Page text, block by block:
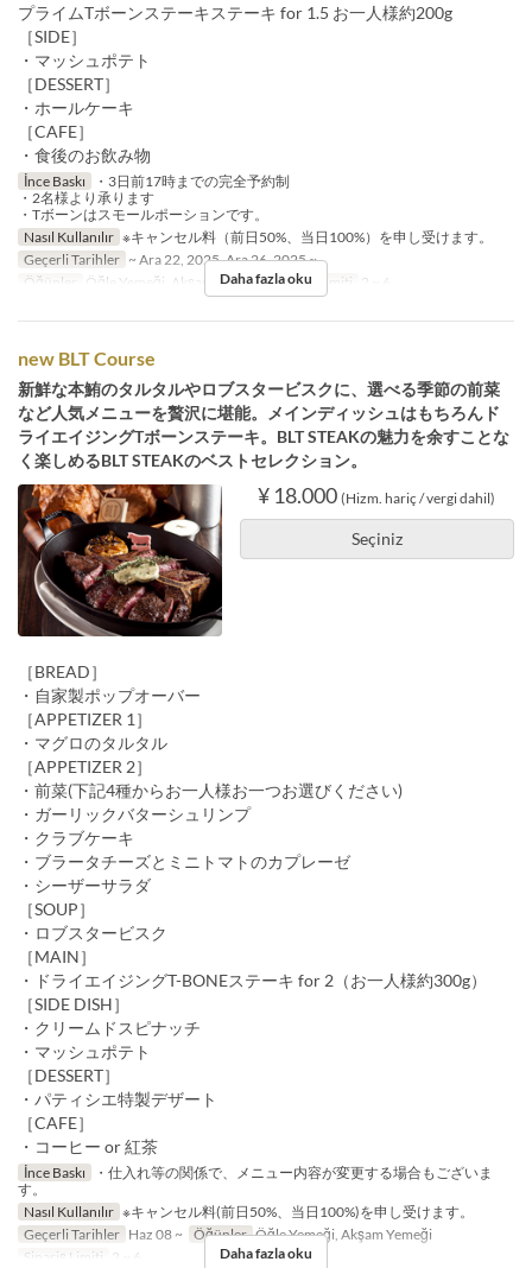
プライムTボーンステーキステーキ for 1.5 お一人様約200g
［SIDE］
・マッシュポテト
［DESSERT］
・ホールケーキ
［CAFE］
・食後のお飲み物
İnce Baskı
・3日前17時までの完全予約制
・2名様より承ります
・Tボーンはスモールポーションです。
Nasıl Kullanılır ※キャンセル料（前日50%、当日100%）を申し受けます。
Geçerli Tarihler ~ Ara 22, 2025, Ara 26, 2025 ~
Öğünler
Öğle Yemeği, Akşam Yemeği Sipariş Limiti 2 ~ 6
Daha fazla oku
new BLT Course
新鮮な本鮪のタルタルやロブスタービスクに、選べる季節の前菜
など人気メニューを贅沢に堪能。メインディッシュはもちろんド
ライエイジングTボーンステーキ。BLT STEAKの魅力を余すことな
く楽しめるBLT STEAKのベストセレクション。
¥ 18.000 (Hizm. hariç / vergi dahil)
Seçiniz
［BREAD］
・自家製ポップオーバー
［APPETIZER 1］
・マグロのタルタル
［APPETIZER 2］
・前菜(下記4種からお一人様お一つお選びください)
・ガーリックバターシュリンプ
・クラブケーキ
・ブラータチーズとミニトマトのカプレーゼ
・シーザーサラダ
［SOUP］
・ロブスタービスク
［MAIN］
・ドライエイジングT-BONEステーキ for 2（お一人様約300g）
［SIDE DISH］
・クリームドスピナッチ
・マッシュポテト
［DESSERT］
・パティシエ特製デザート
［CAFE］
・コーヒー or 紅茶
İnce Baskı
・仕入れ等の関係で、メニュー内容が変更する場合もございま
す。
Nasıl Kullanılır ※キャンセル料(前日50%、当日100%)を申し受けます。
Geçerli Tarihler Haz 08 ~ Öğünler Öğle Yemeği, Akşam Yemeği
Sipariş Limiti 2 ~ 6 Daha fazla oku